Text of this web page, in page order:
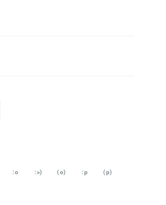
:o :>) (o) :p (p)